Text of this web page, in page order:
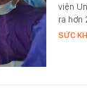
viện
ra hơn
SỨC